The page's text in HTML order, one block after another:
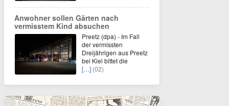
Anwohner sollen Gärten nach
vermisstem Kind absuchen
Preetz (dpa) - Im Fall
der vermissten
Dreijährigen aus Preetz
bei Kiel bittet die
[…] (02)